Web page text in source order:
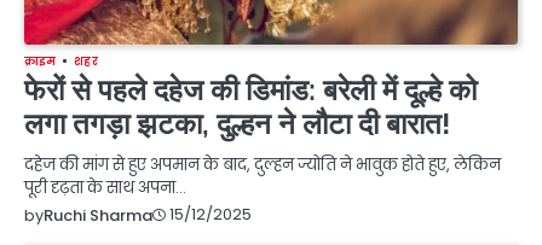
क्राइम शहर
फेरों से पहले दहेज की डिमांड: बरेली में दूल्हे को
लगा तगड़ा झटका, दुल्हन ने लौटा दी बारात!
दहेज की मांग से हुए अपमान के बाद, दुल्हन ज्योति ने भावुक होते हुए, लेकिन
पूरी दृढ़ता के साथ अपना…
byRuchi Sharma 15/12/2025